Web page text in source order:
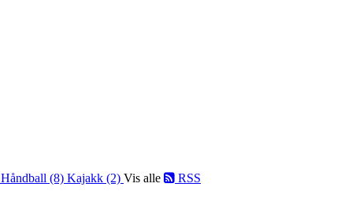
Håndball (8) Kajakk (2) Vis alle RSS